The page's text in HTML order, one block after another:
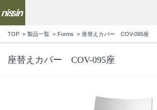
TOP 製品一覧 Forms 座替えカバー COV-095座
座替えカバー COV-095座